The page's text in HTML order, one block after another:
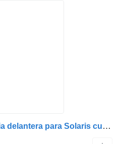
Carcasă Far Dreapta fascia delantera para Solaris cu Semne pentru Persoane cu Dizabilități și Bastoane camión